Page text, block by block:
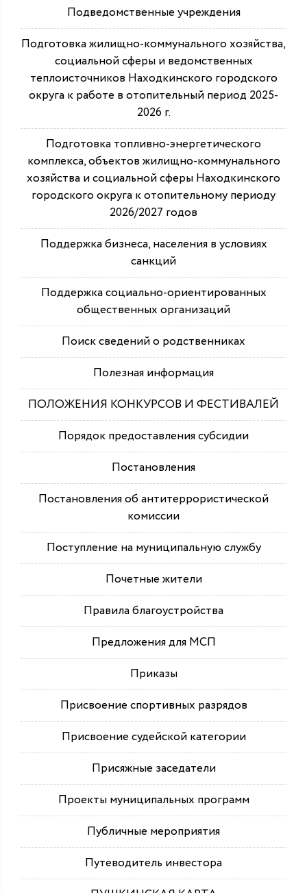
Подведомственные учреждения
Подготовка жилищно-коммунального хозяйства,
социальной сферы и ведомственных
теплоисточников Находкинского городского
округа к работе в отопительный период 2025-
2026 г.
Подготовка топливно-энергетического
комплекса, объектов жилищно-коммунального
хозяйства и социальной сферы Находкинского
городского округа к отопительному периоду
2026/2027 годов
Поддержка бизнеса, населения в условиях
санкций
Поддержка социально-ориентированных
общественных организаций
Поиск сведений о родственниках
Полезная информация
ПОЛОЖЕНИЯ КОНКУРСОВ И ФЕСТИВАЛЕЙ
Порядок предоставления субсидии
Постановления
Постановления об антитеррористической
комиссии
Поступление на муниципальную службу
Почетные жители
Правила благоустройства
Предложения для МСП
Приказы
Присвоение спортивных разрядов
Присвоение судейской категории
Присяжные заседатели
Проекты муниципальных программ
Публичные мероприятия
Путеводитель инвестора